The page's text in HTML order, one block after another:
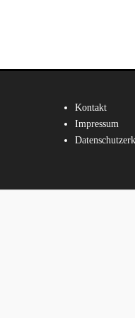
Kontakt
Impressum